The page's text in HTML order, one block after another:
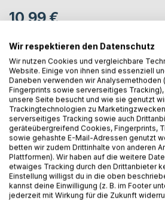
10,99 €
sofort verfügbar als Download
IN DEN
Auf die Merkliste
Titel bewerten
Wir respektieren den Datenschutz
Wir nutzen Cookies und vergleichbare
Website. Einige von ihnen sind essenziell
Daneben verwenden wir Analysemethoden
Fingerprints sowie serverseitiges
unsere Seite besucht und wie sie genutzt
Trackingtechnologien zu
serverseitiges Tracking sowie auch
geräteübergreifend Cookies, Fingerprints,
sowie gehashte E-Mail-Adressen genutzt
betten wir zudem Drittinhalte von anderen
Plattformen). Wir haben auf die weitere
etwaiges Tracking durch den Drittanbieter
Einstellung willigst du in die oben
kannst deine Einwilligung (z. B. im Footer
jederzeit mit Wirkung für die Zukunft